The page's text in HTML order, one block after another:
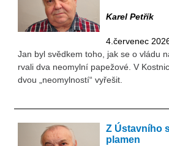
Karel Petřík
4.červenec
Jan byl svědkem toho, jak se o vládu
rvali dva neomylní papežové. V
dvou „neomylností“ vyřešit.
Z Ústavního
plamen